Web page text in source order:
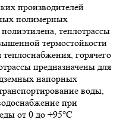
производителей
полимерных
теплотрассы
термостойкости
горячего
предназначены для
напорных
воды,
при
от 0 до +95°С